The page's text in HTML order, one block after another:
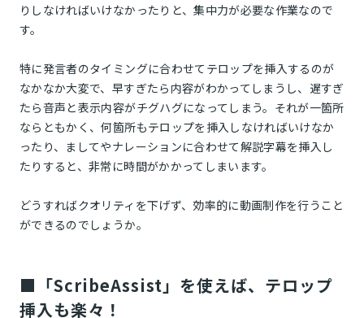
りしなければいけなかったりと、集中力が必要な作業なので
す。
特に発言者のタイミングに合わせてテロップを挿入するのが
なかなか大変で、早すぎたら内容がわかってしまうし、遅すぎ
たら音声と表示内容がチグハグになってしまう。それが一箇所
ならともかく、何箇所もテロップを挿入しなければいけなか
ったり、ましてやナレーションに合わせて解説字幕を挿入し
たりすると、非常に時間がかかってしまいます。
どうすればクオリティを下げず、効率的に動画制作を行うこと
ができるのでしょうか。
■「ScribeAssist」を使えば、テロップ
挿入も楽々！